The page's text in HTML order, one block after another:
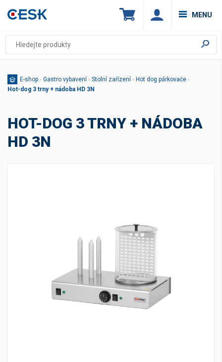
MENU
E-shop › Gastro vybavení › Stolní zařízení › Hot dog párkovače ›
Hot-dog 3 trny + nádoba HD 3N
HOT-DOG 3 TRNY + NÁDOBA
HD 3N